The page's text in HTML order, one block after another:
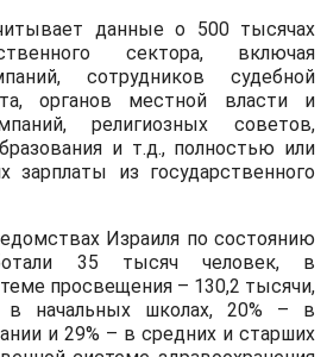
данные о 500 тысячах
сектора, включая
сотрудников судебной
органов местной власти и
религиозных советов,
и т.д., полностью или
зарплаты из государственного
Израиля по состоянию
35 тысяч человек, в
просвещения – 130,2 тысячи,
начальных школах, 20% – в
и 29% – в средних и старших